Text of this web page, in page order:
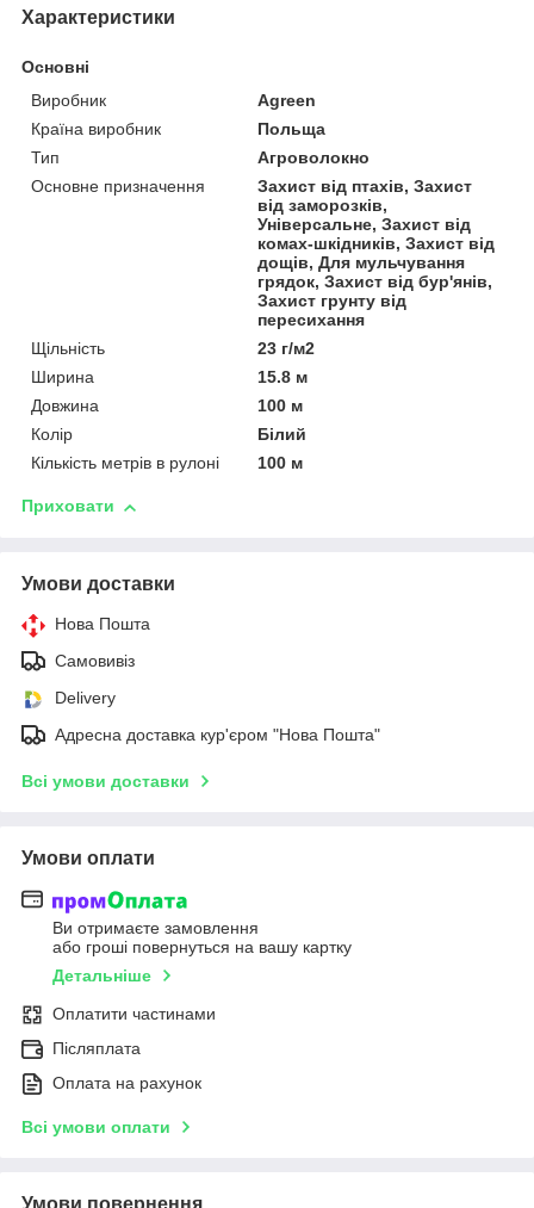
Характеристики
Основні
Виробник
Agreen
Країна виробник
Польща
Тип
Агроволокно
Основне призначення
Захист від птахів, Захист
від заморозків,
Універсальне, Захист від
комах-шкідників, Захист від
дощів, Для мульчування
грядок, Захист від бур'янів,
Захист грунту від
пересихання
Щільність
23 г/м2
Ширина
15.8 м
Довжина
100 м
Колір
Білий
Кількість метрів в рулоні
100 м
Приховати
Умови доставки
Нова Пошта
Самовивіз
Delivery
Адресна доставка кур'єром "Нова Пошта"
Всі умови доставки
Умови оплати
Ви отримаєте замовлення
або гроші повернуться на вашу картку
Детальніше
Оплатити частинами
Післяплата
Оплата на рахунок
Всі умови оплати
Умови повернення